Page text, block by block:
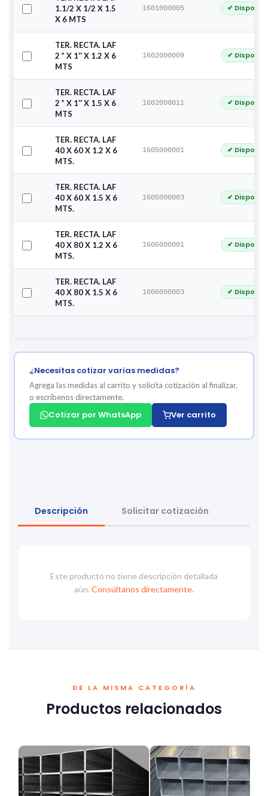
1.1/2 X 1/2 X 1.5
X 6 MTS
1601000005 ✔
TER. RECTA. LAF
2 ” X 1″ X 1.2 X 6
MTS
1602000009 ✔
TER. RECTA. LAF
2 ” X 1″ X 1.5 X 6
MTS
1602000011 ✔
TER. RECTA. LAF
40 X 60 X 1.2 X 6
MTS.
1605000001 ✔
TER. RECTA. LAF
40 X 60 X 1.5 X 6
MTS.
1605000003 ✔
TER. RECTA. LAF
40 X 80 X 1.2 X 6
MTS.
1606000001 ✔
TER. RECTA. LAF
40 X 80 X 1.5 X 6
MTS.
1606000003 ✔
¿Necesitas cotizar varias medidas?
Agrega las medidas al carrito y solicita cotización al finalizar,
o escríbenos directamente.
Cotizar por WhatsApp Ver carrito
Descripción Solicitar cotización
Este producto no tiene descripción detallada
aún. Consúltanos directamente.
DE LA MISMA CATEGORÍA
Productos relacionados